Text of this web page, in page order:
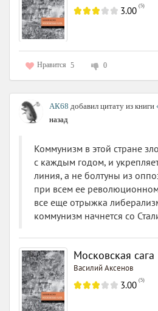
3.00 (5)
Нравится 5 0
АК68 добавил цитату из книги
назад
Коммунизм в этой стране
с каждым годом, и
линия, а не болтуны из
при всем ее
все еще отрыжка
коммунизм начнется со
Московская сага
Василий Аксенов
3.00 (5)